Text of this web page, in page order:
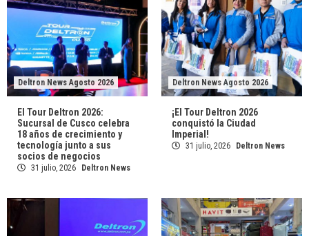
Deltron News Agosto 2026
El Tour Deltron 2026:
Sucursal de Cusco celebra
18 años de crecimiento y
tecnología junto a sus
socios de negocios
31 julio, 2026 Deltron News
Deltron News Agosto 2026
¡El Tour Deltron 2026
conquistó la Ciudad
Imperial!
31 julio, 2026 Deltron News